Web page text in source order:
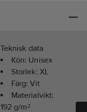
Teknisk data
Kön: Unisex
Storlek: XL
Färg:Vit
Materialvikt:
192 g/m²